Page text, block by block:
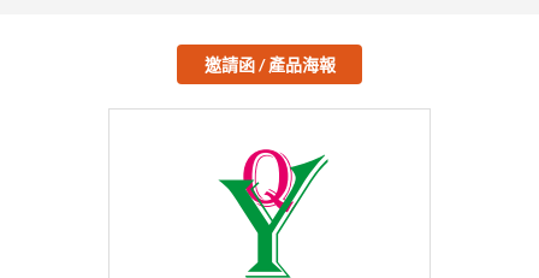
邀請函 / 產品海報